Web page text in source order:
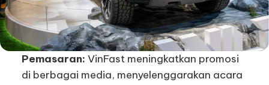
Pemasaran: VinFast meningkatkan promosi
di berbagai media, menyelenggarakan acara